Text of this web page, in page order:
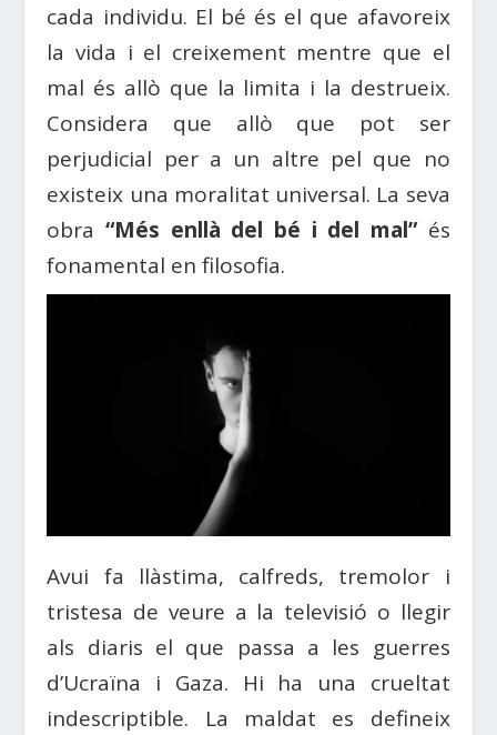
cada individu. El bé és el que afavoreix
la vida i el creixement mentre que el
mal és allò que la limita i la destrueix.
Considera que allò que pot ser
perjudicial per a un altre pel que no
existeix una moralitat universal. La seva
obra“Més enllà del bé i del mal”és
fonamental en filosofia.
Avui fa llàstima, calfreds, tremolor i
tristesa de veure a la televisió o llegir
als diaris el que passa a les guerres
d’Ucraïna i Gaza. Hi ha una crueltat
indescriptible. La maldat es defineix